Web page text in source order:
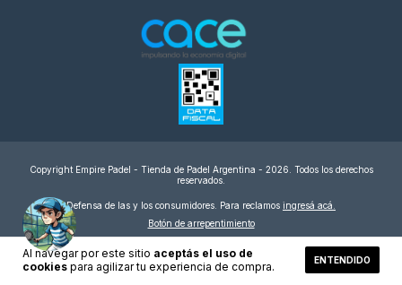
Al navegar por este sitio aceptás el uso de
cookies para agilizar tu experiencia de compra. ENTENDIDO
Copyright Empire Padel - Tienda de Padel Argentina - 2026. Todos los derechos
reservados.
Defensa de las y los consumidores. Para reclamos ingresá acá.
Botón de arrepentimiento